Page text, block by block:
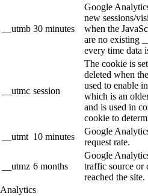
__utmb 30 minutes
Google
new sessions/
when the
are no existing
every time data
__utmc session
The cookie is
deleted when
used to enable
which is an
and is used in
cookie to
__utmt 10 minutes
Google
request rate.
__utmz 6 months
Google
traffic source or
reached the site.
Analytics